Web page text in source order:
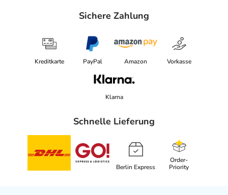
Sichere Zahlung
Kreditkarte PayPal Amazon Vorkasse
Klarna
Schnelle Lieferung
Berlin Express
Order-
Priority